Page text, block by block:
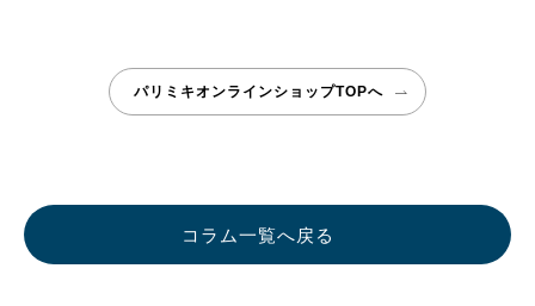
パリミキオンラインショップTOPへ
コラム一覧へ戻る